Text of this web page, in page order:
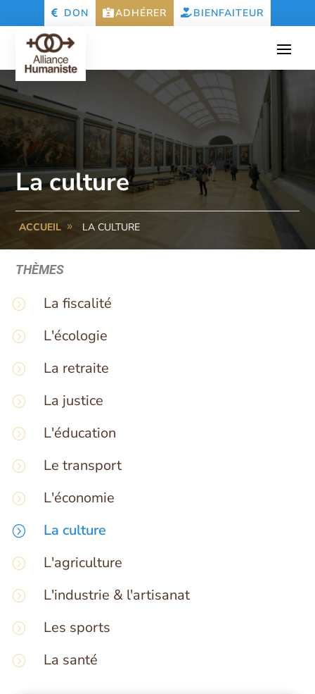
DON ADHÉRER BIENFAITEUR
La culture
ACCUEIL LA CULTURE
THÈMES
La fiscalité
L'écologie
La retraite
La justice
L'éducation
Le transport
L'économie
La culture
L'agriculture
L'industrie & l'artisanat
Les sports
La santé